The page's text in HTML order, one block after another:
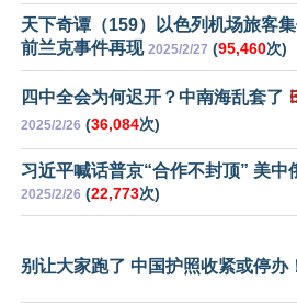
天下奇谭（159）以色列机场旅客
前兰克事件再现 2025/2/27 (95,460次)
四中全会为何迟开？中南海乱套了
2025/2/26 (36,084次)
习近平喊话普京“合作不封顶” 美中
2025/2/26 (22,773次)
别让大家跑了 中国护照收紧或停办